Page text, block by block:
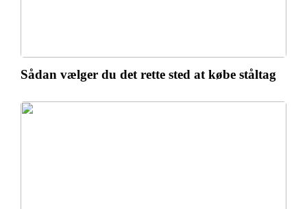
Sådan vælger du det rette sted at købe ståltag